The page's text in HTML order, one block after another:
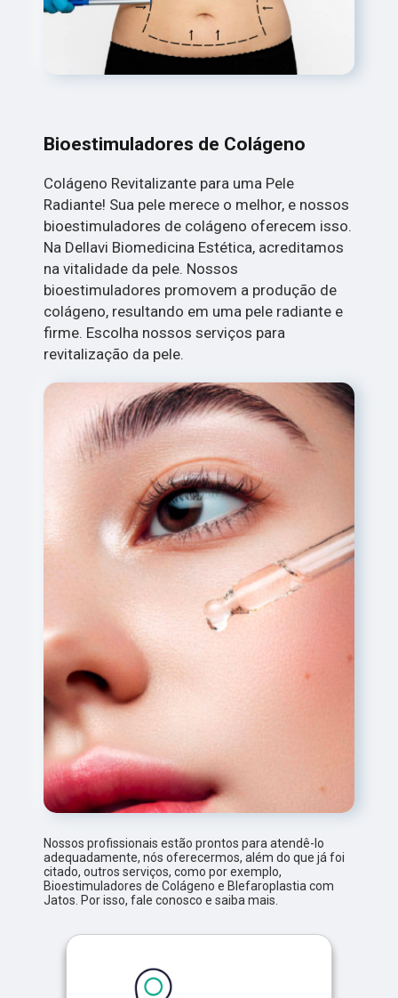
Bioestimuladores de Colágeno
Colágeno Revitalizante para uma Pele
Radiante! Sua pele merece o melhor, e nossos
bioestimuladores de colágeno oferecem isso.
Na Dellavi Biomedicina Estética, acreditamos
na vitalidade da pele. Nossos
bioestimuladores promovem a produção de
colágeno, resultando em uma pele radiante e
firme. Escolha nossos serviços para
revitalização da pele.
Nossos profissionais estão prontos para atendê-lo
adequadamente, nós oferecermos, além do que já foi
citado, outros serviços, como por exemplo,
Bioestimuladores de Colágeno e Blefaroplastia com
Jatos. Por isso, fale conosco e saiba mais.